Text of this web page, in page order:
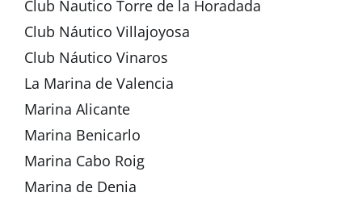
Club Nautico Torre de la Horadada
Club Náutico Villajoyosa
Club Náutico Vinaros
La Marina de Valencia
Marina Alicante
Marina Benicarlo
Marina Cabo Roig
Marina de Denia